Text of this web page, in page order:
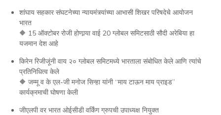
शांघाय सहकार संघटनेच्या न्यायमंत्र्यांच्या आभासी शिखर परिषदेचे आयोजन
भारत
🔶 15 ऑक्टोबर रोजी होणार्‍या वाई 20 ग्लोबल समिटसाठी सौदी अरेबिया हा
यजमान देश आहे
किरेन रिजीजूंनी वाय २० ग्लोबल समिटमध्ये भारताला संबोधित केले आणि त्यांचे
प्रतिनिधित्व केले
🔶 जम्मू व के एल-जी मनोज सिन्हा यांनी “माय टाऊन माय प्राइड”
कार्यक्रमाची घोषणा केली
जीएलपी वर भारत ओईसीडी वर्किंग ग्रुपची उपाध्यक्ष नियुक्त